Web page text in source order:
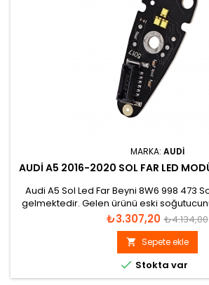
MARKA: AUDI
AUDI A5 2016-2020 SOL FAR LED
Audi A5 Sol Led Far Beyni 8W6 998 473
gelmektedir. Gelen ürünü eski
değiştirmelisiniz.
Fiyat
₺3.307,20 Normal
fiyat
₺4.134,00
 Sepete ekle
 Stokta var